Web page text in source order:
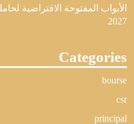
2027
Categories
bourse
csr
principal